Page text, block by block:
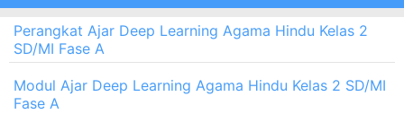
Perangkat Ajar Deep Learning Agama Hindu Kelas 2
SD/MI Fase A
Modul Ajar Deep Learning Agama Hindu Kelas 2 SD/MI
Fase A